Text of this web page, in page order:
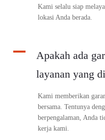
Kami selalu siap
lokasi Anda berada.
A
Apakah ada
layanan yang
Kami memberikan
bersama. Tentunya
berpengalaman, Anda
kerja kami.